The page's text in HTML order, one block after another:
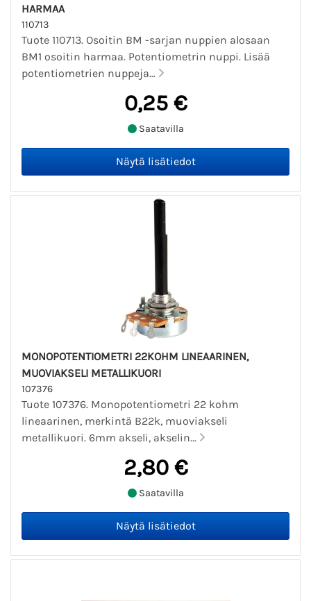
HARMAA
110713
Tuote 110713. Osoitin BM -sarjan nuppien alosaan
BM1 osoitin harmaa. Potentiometrin nuppi. Lisää
potentiometrien nuppeja...
0,25 €
Saatavilla
MONOPOTENTIOMETRI 22KOHM LINEAARINEN,
MUOVIAKSELI METALLIKUORI
107376
Tuote 107376. Monopotentiometri 22 kohm
lineaarinen, merkintä B22k, muoviakseli
metallikuori. 6mm akseli, akselin...
2,80 €
Saatavilla